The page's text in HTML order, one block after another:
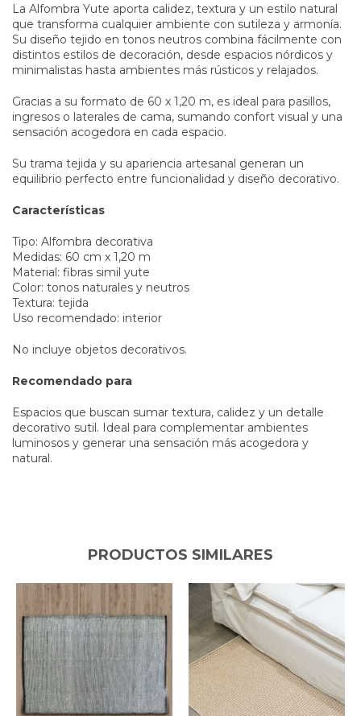
La Alfombra Yute aporta calidez, textura y un estilo natural
que transforma cualquier ambiente con sutileza y armonía.
Su diseño tejido en tonos neutros combina fácilmente con
distintos estilos de decoración, desde espacios nórdicos y
minimalistas hasta ambientes más rústicos y relajados.
Gracias a su formato de 60 x 1,20 m, es ideal para pasillos,
ingresos o laterales de cama, sumando confort visual y una
sensación acogedora en cada espacio.
Su trama tejida y su apariencia artesanal generan un
equilibrio perfecto entre funcionalidad y diseño decorativo.
Características
Tipo: Alfombra decorativa
Medidas: 60 cm x 1,20 m
Material: fibras simil yute
Color: tonos naturales y neutros
Textura: tejida
Uso recomendado: interior
No incluye objetos decorativos.
Recomendado para
Espacios que buscan sumar textura, calidez y un detalle
decorativo sutil. Ideal para complementar ambientes
luminosos y generar una sensación más acogedora y
natural.
PRODUCTOS SIMILARES